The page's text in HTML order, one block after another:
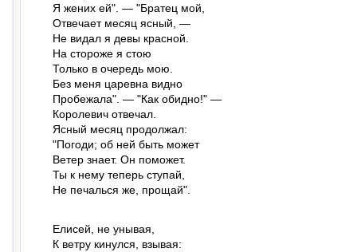
Я жених ей". — "Братец мой,
Отвечает месяц ясный, —
Не видал я девы красной.
На стороже я стою
Только в очередь мою.
Без меня царевна видно
Пробежала". — "Как обидно!" —
Королевич отвечал.
Ясный месяц продолжал:
"Погоди; об ней быть может
Ветер знает. Он поможет.
Ты к нему теперь ступай,
Не печалься же, прощай".
Елисей, не унывая,
К ветру кинулся, взывая: